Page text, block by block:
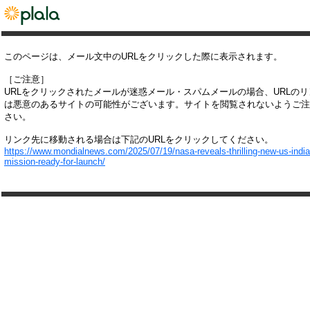
このページは、メール文中のURLをクリックした際に表示されます。
［ご注意］
URLをクリックされたメールが迷惑メール・スパムメールの場合、URLの
は悪意のあるサイトの可能性がございます。サイトを閲覧されないようご
さい。
リンク先に移動される場合は下記のURLをクリックしてください。
https://www.mondialnews.com/2025/07/19/nasa-reveals-thrilling-new-us-
mission-ready-for-launch/